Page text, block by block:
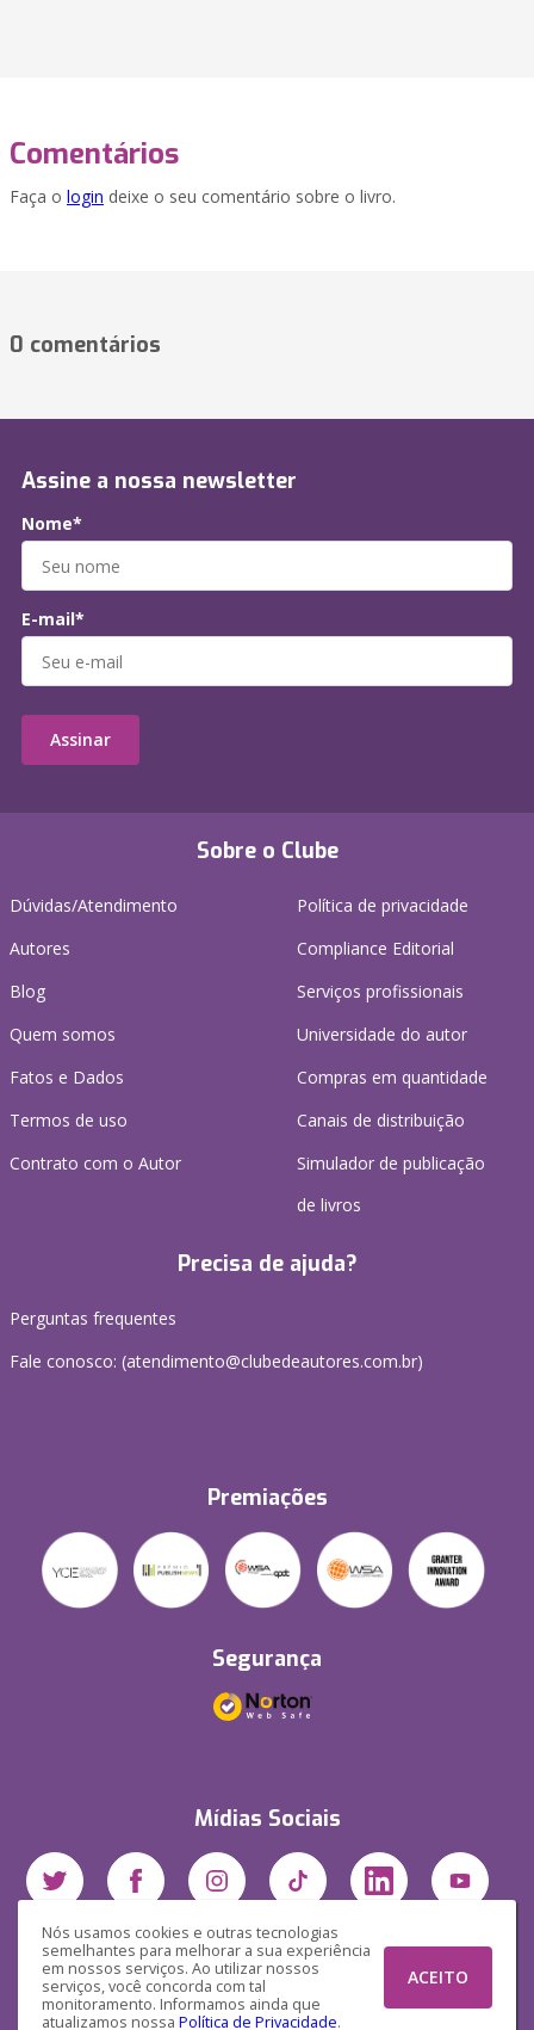
Nós usamos cookies e outras tecnologias
semelhantes para melhorar a sua experiência
em nossos serviços. Ao utilizar nossos
serviços, você concorda com tal
monitoramento. Informamos ainda que
atualizamos nossa Política de Privacidade.
ACEITO
Comentários
Faça o login deixe o seu comentário sobre o livro.
0 comentários
Sobre o Clube
Dúvidas/Atendimento
Autores
Blog
Quem somos
Fatos e Dados
Termos de uso
Contrato com o Autor
Política de privacidade
Compliance Editorial
Serviços profissionais
Universidade do autor
Compras em quantidade
Canais de distribuição
Simulador de publicação
de livros
Precisa de ajuda?
Perguntas frequentes
Fale conosco: (atendimento@clubedeautores.com.br)
Premiações
Segurança
Mídias Sociais
Assine a nossa newsletter
Nome*
E-mail*
Assinar